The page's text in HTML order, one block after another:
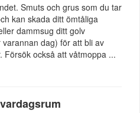
Smuts och grus som du tar
kan skada ditt ömtåliga
dammsug ditt golv
dag) för att bli av
Försök också att våtmoppa ...